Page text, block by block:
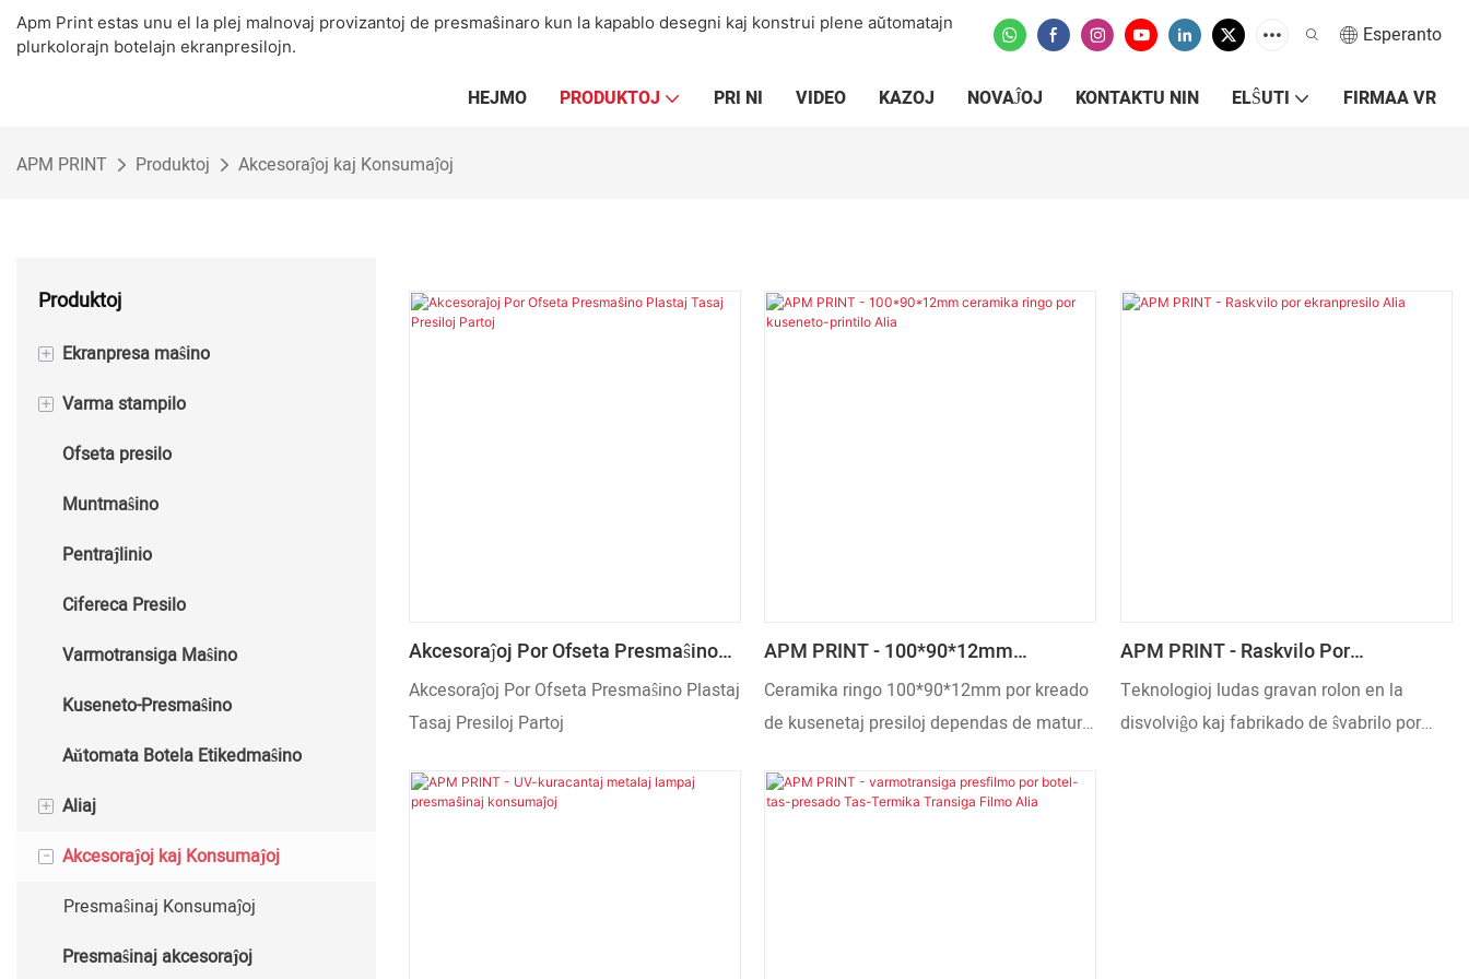
Apm Print estas unu el la plej malnovaj provizantoj de presmaŝinaro kun la kapablo desegni kaj konstrui plene aŭtomatajn
plurkolorajn botelajn ekranpresilojn.
Esperanto
HEJMO PRODUKTOJ PRI NI VIDEO KAZOJ NOVAĴOJ KONTAKTU NIN ELŜUTI FIRMAA VR
APM PRINT Produktoj Akcesoraĵoj kaj Konsumaĵoj
Produktoj
+ Ekranpresa maŝino
Duonaŭtomata Ekranpresa Maŝino
Aŭtomata Ekranpresa Maŝino
+ Varma stampilo
Duonaŭtomata Varma Folia
Ofseta presilo
Muntmaŝino
Pentraĵlinio
Cifereca Presilo
Varmotransiga Maŝino
Kuseneto-Presmaŝino
Aŭtomata Botela Etikedmaŝino
+ Aliaj
Tasmaŝino
Pakmaŝino
FURNACE
- Akcesoraĵoj kaj Konsumaĵoj
Presmaŝinaj Konsumaĵoj
Presmaŝinaj akcesoraĵoj
Akcesoraĵoj Por Ofseta Presmaŝino
Plastaj Tasaj Presiloj Partoj
Akcesoraĵoj Por Ofseta Presmaŝino Plastaj
Tasaj Presiloj Partoj
APM PRINT - 100*90*12mm
Ceramika Ringo Por Kuseneto-
Printilo Alia
Ceramika ringo 100*90*12mm por kreado
de kusenetaj presiloj dependas de matura
preciza merkata poziciigado, same kiel
APM PRINT - Raskvilo Por
Ekranpresilo Alia
Teknologioj ludas gravan rolon en la
disvolviĝo kaj fabrikado de ŝvabrilo por